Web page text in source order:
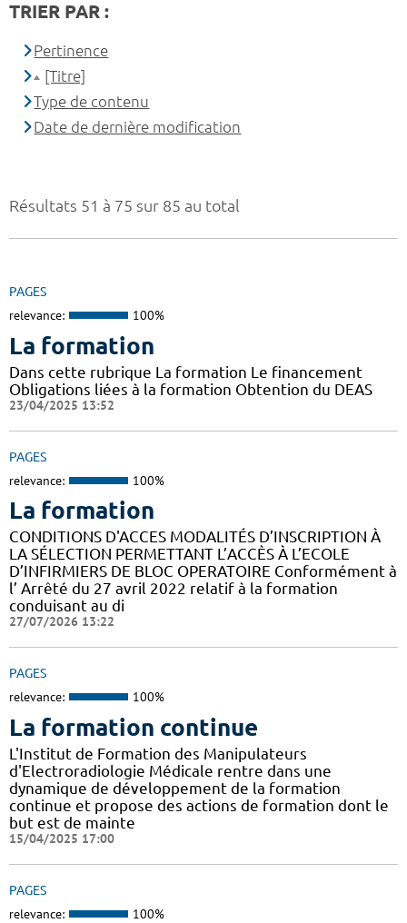
Résultats 51 à 75 sur 85 au total
PAGES
relevance: 100%
La formation
Dans cette rubrique La formation Le financement
Obligations liées à la formation Obtention du DEAS
23/04/2025 13:52
PAGES
relevance: 100%
La formation
CONDITIONS D'ACCES MODALITÉS D’INSCRIPTION À
LA SÉLECTION PERMETTANT L’ACCÈS À L’ECOLE
D’INFIRMIERS DE BLOC OPERATOIRE Conformément à
l’ Arrêté du 27 avril 2022 relatif à la formation
conduisant au di
27/07/2026 13:22
PAGES
relevance: 100%
La formation continue
L'Institut de Formation des Manipulateurs
d'Electroradiologie Médicale rentre dans une
dynamique de développement de la formation
continue et propose des actions de formation dont le
but est de mainte
15/04/2025 17:00
PAGES
relevance: 100%
TRIER PAR :
Pertinence
[Titre]
Type de contenu
Date de dernière modification